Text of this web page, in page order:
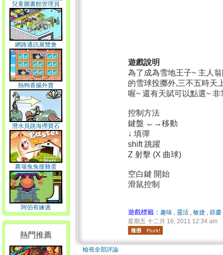
兒童圖書館管理員
網路通訊展覽會
熱狗香腸外賣
潛水員跳海撈寶石
農場兔兔接雞蛋
阿伯有練過
熱門推薦
遊戲說明
為了成為雪地王子~ 主人
的雪球投擲外,三不五時天
喔~ 還有天賦可以點選~
控制方法
鍵盤 ←→移動
↓ 填彈
shift 跳躍
Z 射擊 (X 曲球)
空白鍵 開始
滑鼠控制
遊戲標籤： 趣味 , 靈活 , 敏捷 , 節慶
星期五 十二月 16, 2011 12:34 am
檢視全部評論